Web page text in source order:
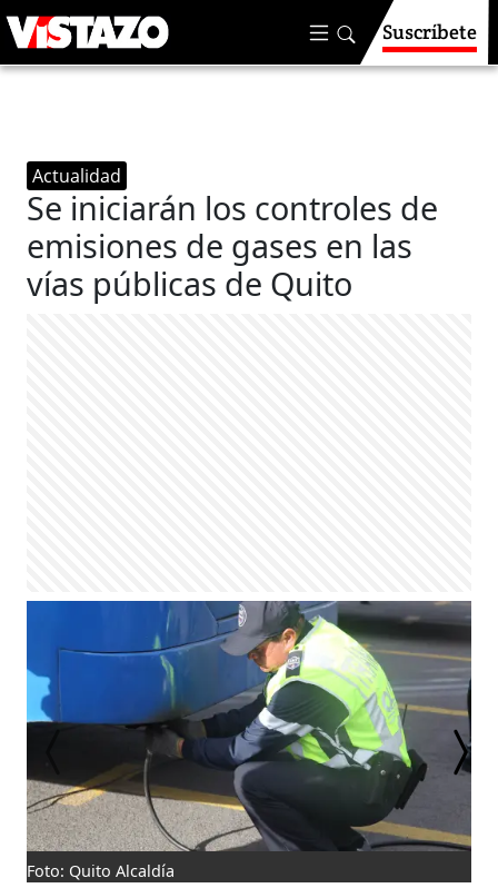
Suscríbete
Actualidad
Se iniciarán los controles de
emisiones de gases en las
vías públicas de Quito
Foto: Quito Alcaldía